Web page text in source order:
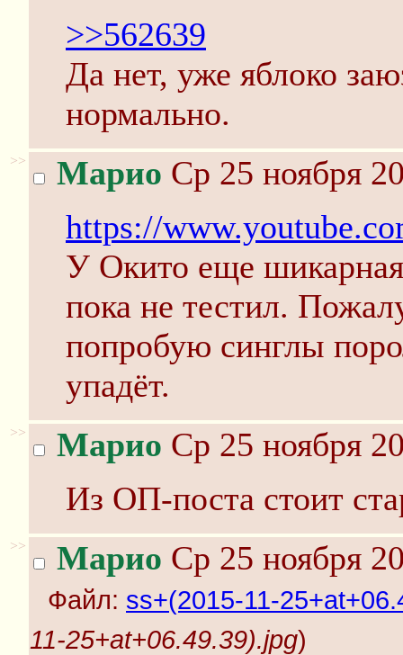
>>562639
Да нет, уже яблоко
нормально.
>> Марио Ср 25 ноября
https://
У Окито еще
пока не тестил.
попробую синглы
упадёт.
>> Марио Ср 25 ноября
Из ОП-поста стоит
>> Марио Ср 25 ноября
Файл: ss+(2015-11-
11-25+at+06.49.39).jpg)